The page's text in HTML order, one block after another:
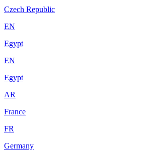
Czech Republic
EN
Egypt
EN
Egypt
AR
France
FR
Germany